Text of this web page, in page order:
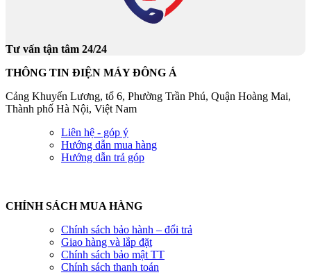
Tư vấn tận tâm 24/24
THÔNG TIN ĐIỆN MÁY ĐÔNG Á
Cảng Khuyến Lương, tổ 6, Phường Trần Phú, Quận Hoàng Mai,
Thành phố Hà Nội, Việt Nam
Liên hệ - góp ý
Hướng dẫn mua hàng
Hướng dẫn trả góp
CHÍNH SÁCH MUA HÀNG
Chính sách bảo hành – đổi trả
Giao hàng và lắp đặt
Chính sách bảo mật TT
Chính sách thanh toán